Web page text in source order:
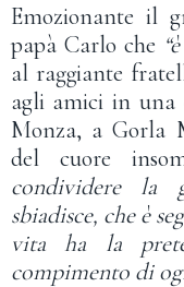
Emozionante il
papà Carlo che
al raggiante
agli amici in una
Monza, a Gorla
del cuore
condividere la
sbiadisce, che è
vita ha la
compimento di